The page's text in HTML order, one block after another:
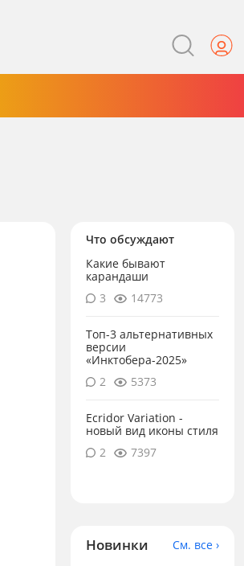
Что обсуждают
Какие бывают
карандаши
3
14773
Топ-3 альтернативных
версии
«Инктобера-2025»
2
5373
Ecridor Variation -
новый вид иконы стиля
2
7397
Новинки
См. все ›